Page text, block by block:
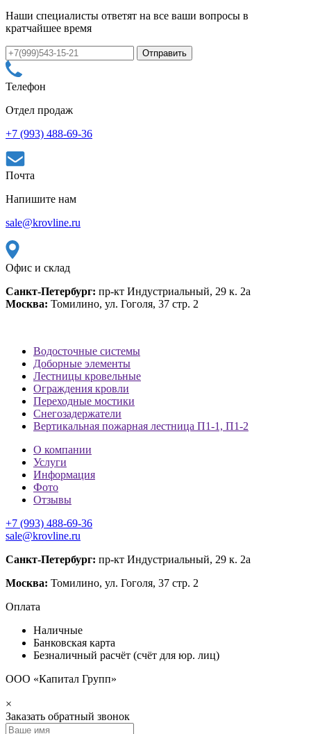
Наши специалисты ответят на все ваши вопросы в
кратчайшее время
Телефон
Отдел продаж
+7 (993) 488-69-36
Почта
Напишите нам
sale@krovline.ru
Офис и склад
Санкт-Петербург: пр-кт Индустриальный, 29 к. 2а
Москва: Томилино, ул. Гоголя, 37 стр. 2
Водосточные системы
Доборные элементы
Лестницы кровельные
Ограждения кровли
Переходные мостики
Снегозадержатели
Вертикальная пожарная лестница П1-1, П1-2
О компании
Услуги
Информация
Фото
Отзывы
+7 (993) 488-69-36
sale@krovline.ru
Санкт-Петербург: пр-кт Индустриальный, 29 к. 2а
Москва: Томилино, ул. Гоголя, 37 стр. 2
Оплата
Наличные
Банковская карта
Безналичный расчёт (счёт для юр. лиц)
ООО «Капитал Групп»
×
Заказать обратный звонок